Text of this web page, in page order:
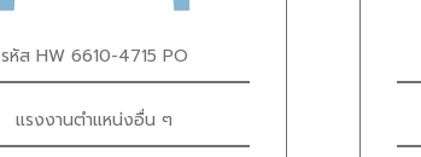
รหัส HW 6610-4715 PO
แรงงานตำแหน่งอื่น ๆ